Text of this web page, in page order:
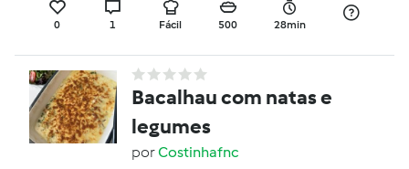
0 1 Fácil 500 28min
Bacalhau com natas e
legumes
porCostinhafnc